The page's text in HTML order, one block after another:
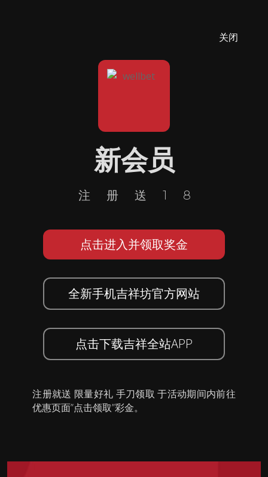
关闭
新会员
注册送18
点击进入并领取奖金
全新手机吉祥坊官方网站
点击下载吉祥全站APP
注册就送 限量好礼 手刀领取 于活动期间内前往
优惠页面”点击领取”彩金。